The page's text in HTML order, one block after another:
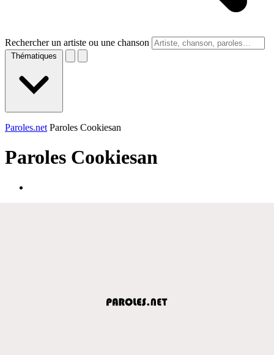
Rechercher un artiste ou une chanson
Thématiques
Paroles.net Paroles Cookiesan
Paroles Cookiesan